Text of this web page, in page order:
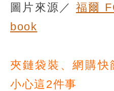
圖片來源／ 福爾
book
夾鏈袋裝、網購快
小心這2件事